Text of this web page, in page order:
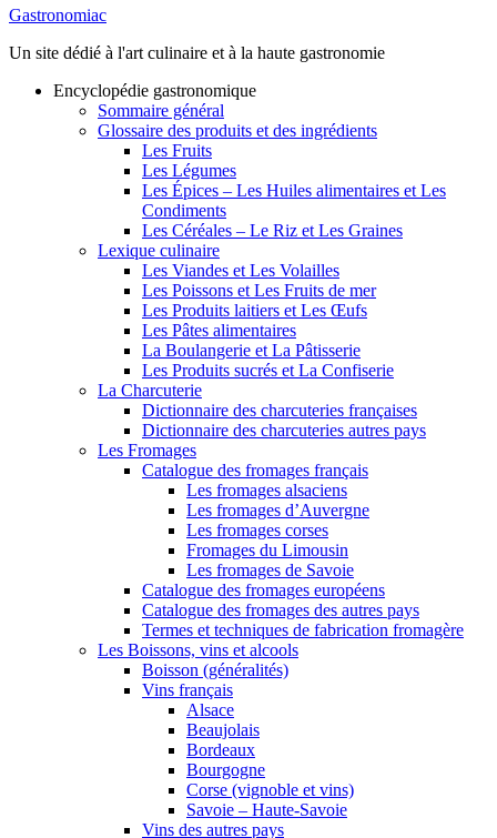
Gastronomiac
Un site dédié à l'art culinaire et à la haute gastronomie
Encyclopédie gastronomique
Sommaire général
Glossaire des produits et des ingrédients
Les Fruits
Les Légumes
Les Épices – Les Huiles alimentaires et Les
Condiments
Les Céréales – Le Riz et Les Graines
Lexique culinaire
Les Viandes et Les Volailles
Les Poissons et Les Fruits de mer
Les Produits laitiers et Les Œufs
Les Pâtes alimentaires
La Boulangerie et La Pâtisserie
Les Produits sucrés et La Confiserie
La Charcuterie
Dictionnaire des charcuteries françaises
Dictionnaire des charcuteries autres pays
Les Fromages
Catalogue des fromages français
Les fromages alsaciens
Les fromages d’Auvergne
Les fromages corses
Fromages du Limousin
Les fromages de Savoie
Catalogue des fromages européens
Catalogue des fromages des autres pays
Termes et techniques de fabrication fromagère
Les Boissons, vins et alcools
Boisson (généralités)
Vins français
Alsace
Beaujolais
Bordeaux
Bourgogne
Corse (vignoble et vins)
Savoie – Haute-Savoie
Vins des autres pays